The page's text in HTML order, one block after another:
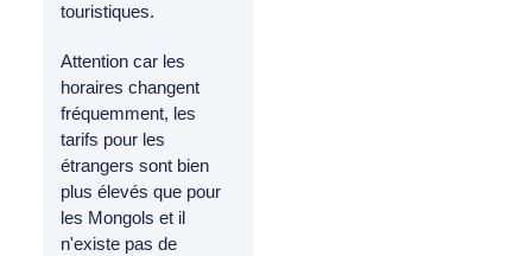
touristiques.
Attention car les
horaires changent
fréquemment, les
tarifs pour les
étrangers sont bien
plus élevés que pour
les Mongols et il
n'existe pas de